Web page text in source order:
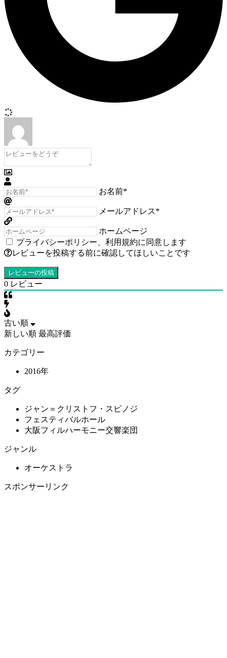
お名前*
メールアドレス*
ホームページ
プライバシーポリシー
利用規約に同意します
レビューを投稿する前に確認してほしいことです
0 レビュー
古い順
新しい順 最高評価
カテゴリー
2016年
タグ
ジャン＝クリストフ・スピノジ
フェスティバルホール
大阪フィルハーモニー交響楽団
ジャンル
オーケストラ
スポンサーリンク